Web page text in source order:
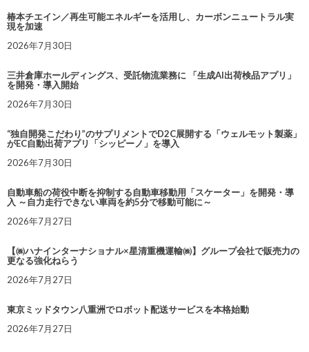
椿本チエイン／再生可能エネルギーを活用し、カーボンニュートラル実
現を加速
2026年7月30日
三井倉庫ホールディングス、受託物流業務に 「生成AI出荷検品アプリ」
を開発・導入開始
2026年7月30日
“独自開発こだわり”のサプリメントでD2C展開する「ウェルモット製薬」
がEC自動出荷アプリ「シッピーノ」を導入
2026年7月30日
自動車船の荷役中断を抑制する自動車移動用「スケーター」を開発・導
入 ～自力走行できない車両を約5分で移動可能に～
2026年7月27日
【㈱ハナインターナショナル×星清重機運輸㈱】グループ会社で販売力の
更なる強化ねらう
2026年7月27日
東京ミッドタウン八重洲でロボット配送サービスを本格始動
2026年7月27日